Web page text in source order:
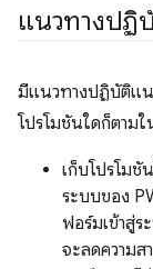
แนวทางปฏิ
มีแนวทางปฏิบัติแน
โปรโมชันใดก็ตามใ
เก็บโปรโมชั
ระบบของ
ฟอร์มเข้าสู่
จะลดความส